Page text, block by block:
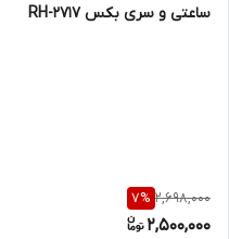
ساعتی و سری بکس RH-2717
2,698,000
7%
2,500,000